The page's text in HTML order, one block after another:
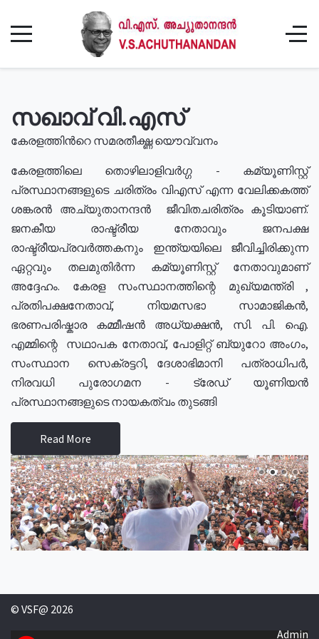
സഖാവ് വി.എസ്
കേരളത്തിൻറെ സമരതീക്ഷ്ണ യൌവ്വനം
കേരളത്തിലെ തൊഴിലാളിവർഗ്ഗ - കമ്യൂണിസ്റ്റ്
പ്രസ്ഥാനങ്ങളുടെ ചരിത്രം വിഎസ് എന്ന വേലിക്കകത്ത്
ശങ്കരൻ അച്യുതാനന്ദൻ ജീവിതചരിത്രം കൂടിയാണ്.
ജനകീയ രാഷ്ട്രീയ നേതാവും ജനപക്ഷ
രാഷ്ട്രീയപ്രവർത്തകനും ഇന്ത്യയിലെ ജീവിച്ചിരിക്കുന്ന
ഏറ്റവും തലമുതിർന്ന കമ്യൂണിസ്റ്റ് നേതാവുമാണ്
അദ്ദേഹം. കേരള സംസ്ഥാനത്തിന്റെ മുഖ്യമന്ത്രി ,
പ്രതിപക്ഷനേതാവ്, നിയമസഭാ സാമാജികൻ,
ഭരണപരിഷ്കാര കമ്മീഷൻ അധ്യക്ഷൻ, സി. പി. ഐ.
എമ്മിന്റെ സഥാപക നേതാവ്, പോളിറ്റ് ബ്യുറോ അംഗം,
സംസ്ഥാന സെക്രട്ടറി, ദേശാഭിമാനി പത്രാധിപർ,
നിരവധി പുരോഗമന - ട്രേഡ് യൂണിയൻ
പ്രസ്ഥാനങ്ങളുടെ നായകത്വം തുടങ്ങി
Read More
© VSF@ 2026
Admin